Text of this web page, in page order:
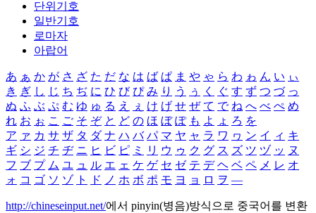
단위기호
일반기호
로마자
아랍어
あ ぁ か が さ ざ た だ な は ば ぱ ま や ゃ ら わ ゎ ん い ぃ
き ぎ し じ ち ぢ に ひ び ぴ み り う ぅ く ぐ す ず つ づ っ
ぬ ふ ぶ ぷ む ゆ ゅ る え ぇ け げ せ ぜ て で ね へ べ ぺ め
れ お ぉ こ ご そ ぞ と ど の ほ ぼ ぽ も よ ょ ろ を
ア ァ カ サ ザ タ ダ ナ ハ バ パ マ ヤ ャ ラ ワ ヮ ン イ ィ キ
ギ シ ジ チ ヂ ニ ヒ ビ ピ ミ リ ウ ゥ ク グ ス ズ ツ ヅ ッ ヌ
フ ブ プ ム ユ ュ ル エ ェ ケ ゲ セ ゼ テ デ ヘ ベ ペ メ レ オ
ォ コ ゴ ソ ゾ ト ド ノ ホ ボ ポ モ ヨ ョ ロ ヲ ―
http://chineseinput.net/에서 pinyin(병음)방식으로 중국어를 변환